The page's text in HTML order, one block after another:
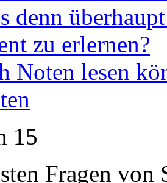
denn
zu erlernen?
Noten lesen
15
Fragen von